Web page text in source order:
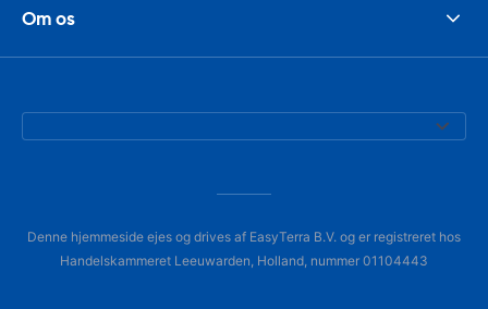
Om os
Denne hjemmeside ejes og drives af EasyTerra B.V. og er registreret hos
Handelskammeret Leeuwarden, Holland, nummer 01104443